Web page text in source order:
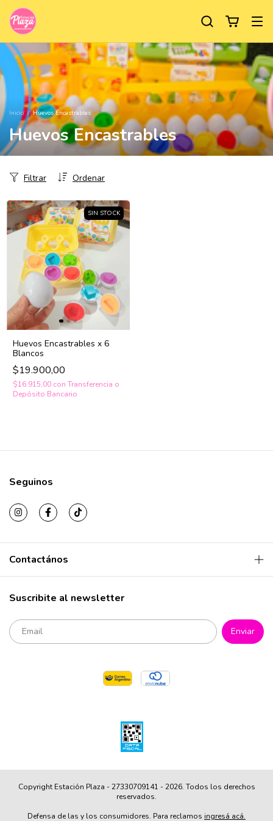
Inicio / Huevos Encastrables
Huevos Encastrables
Ordenar
Filtrar
SIN STOCK
Huevos Encastrables x 6
Blancos
$19.900,00
$16.915,00 con Transferencia o
Depósito Bancario
Seguinos
Contactános
Suscribite al newsletter
Copyright Estación Plaza - 27330709141 - 2026. Todos los derechos
reservados.
Defensa de las y los consumidores. Para reclamos ingresá acá.